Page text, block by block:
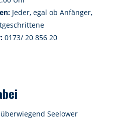
Jeder, egal ob Anfänger,
0173/ 20 856 20
Seelower